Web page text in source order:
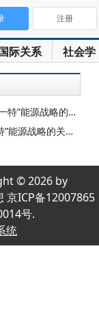
际关系 社会学
注册
源战略的关键环节
略的关键环节 ——
© 2026 by
京ICP备12007865
号.
统